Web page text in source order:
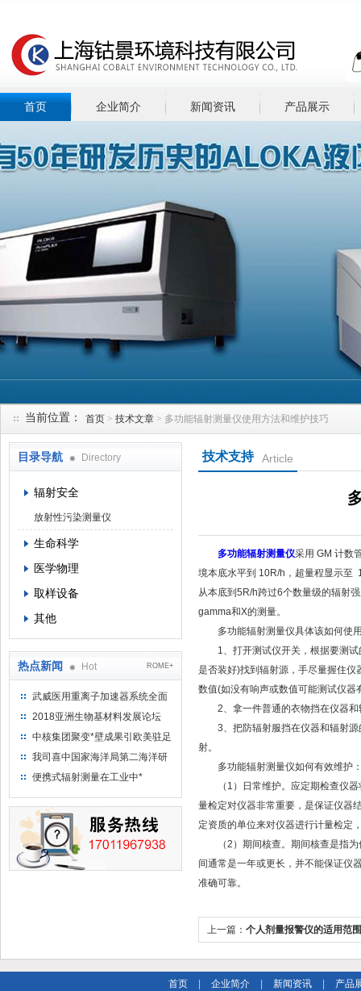
首页 企业简介 新闻资讯 产品展示
当前位置： 首页 > 技术文章 > 多功能辐射测量仪使用方法和维护技巧
目录导航 Directory
辐射安全
放射性污染测量仪
生命科学
医学物理
取样设备
其他
热点新闻 Hot ROME+
武威医用重离子加速器系统全面
完成检测报告 临床试验正式启动
2018亚洲生物基材料发展论坛
中核集团聚变*壁成果引欧美驻足
“人造太阳”指日可待
我司喜中国家海洋局第二海洋研
究所采购低本底液体闪烁计数器
便携式辐射测量在工业中*
技术支持 Article
多功能辐射测量仪采用 GM 计数
境本底水平到 10R/h，超量程显示至
从本底到5R/h跨过6个数量级的辐射
gamma和X的测量。
多功能辐射测量仪具体该如何使
1、打开测试仪开关，根据要测试
是否装好)找到辐射源，手尽量握住
数值(如没有响声或数值可能测试仪
2、拿一件普通的衣物挡在仪器和
3、把防辐射服挡在仪器和辐射源
射。
多功能辐射测量仪如何有效维护
（1）日常维护。应定期检查仪器
量检定对仪器非常重要，是保证仪器
定资质的单位来对仪器进行计量检定
（2）期间核查。期间核查是指为
间通常是一年或更长，并不能保证仪
准确可靠。
上一篇： 个人剂量报警仪的适用范
首页 企业简介 新闻资讯 产品